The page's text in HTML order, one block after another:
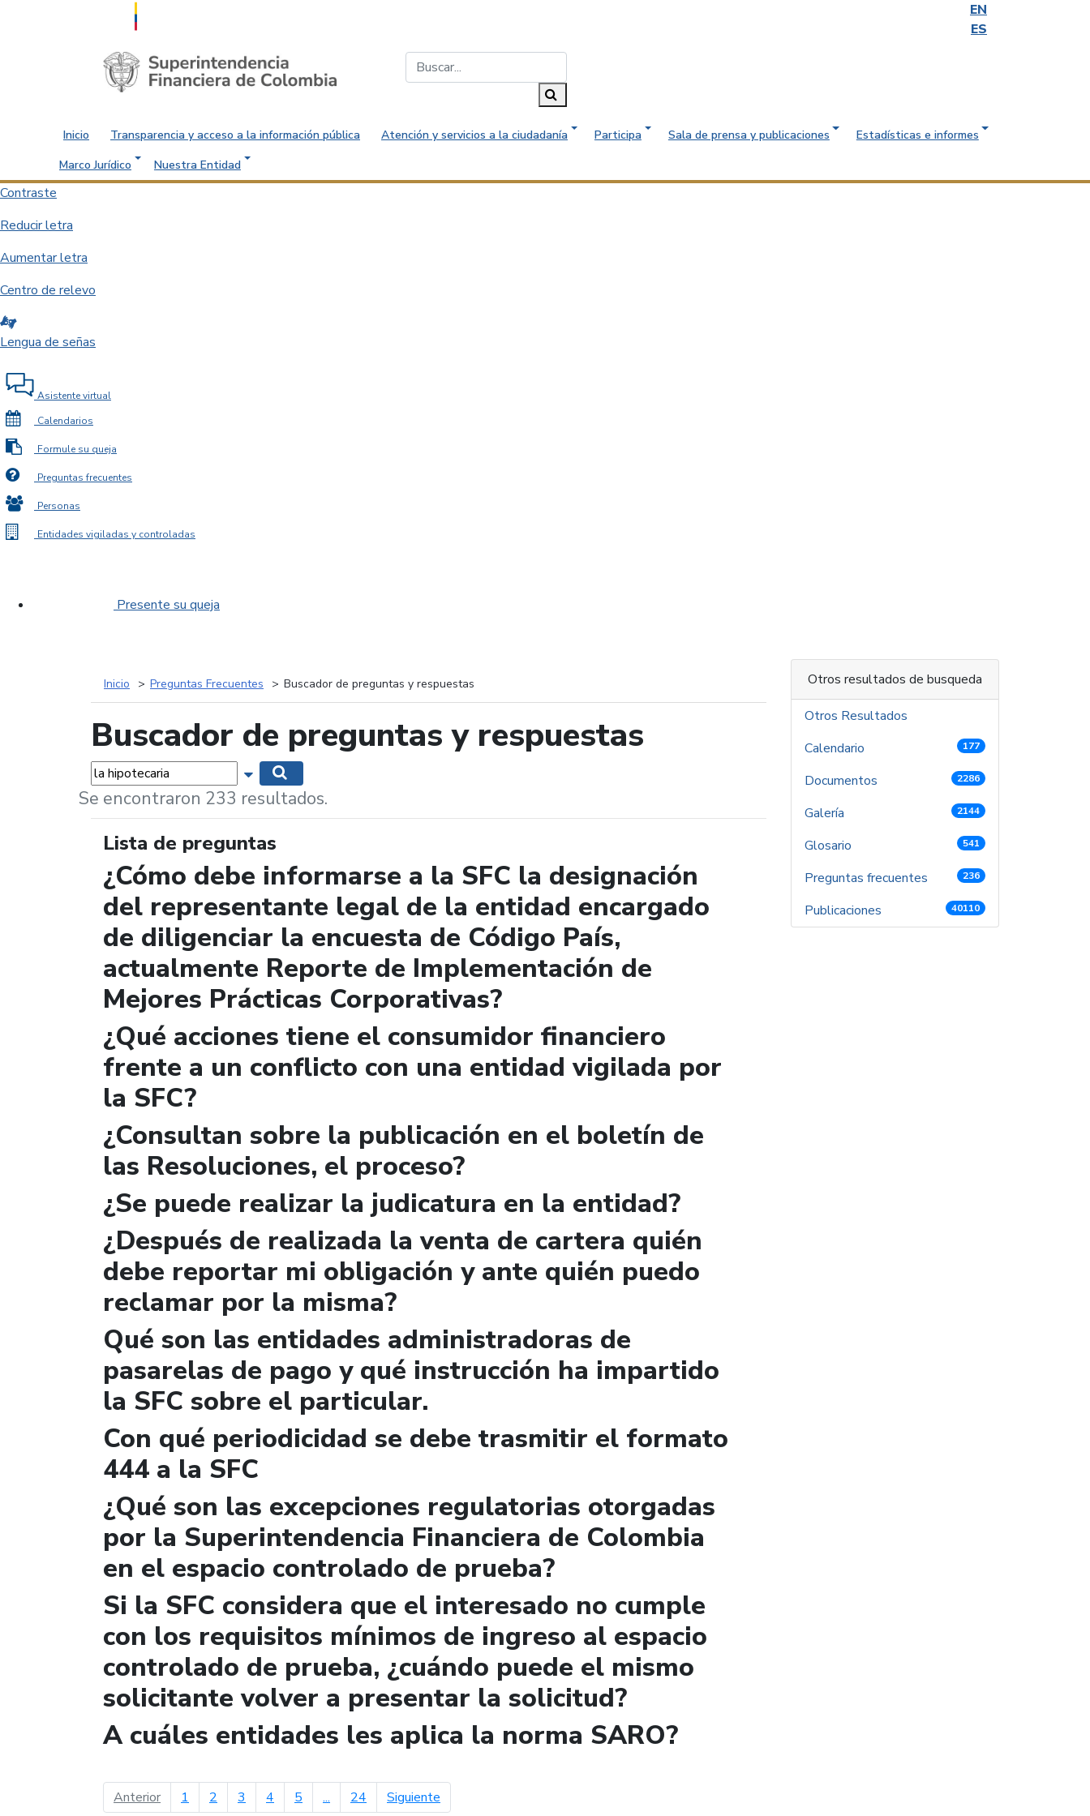
EN
ES
Saltar al contenido principal
Inicio Transparencia y acceso a la información pública Atención y servicios a la ciudadanía Participa Sala de prensa y publicaciones
Estadísticas e informes
Marco Jurídico
Nuestra Entidad
Contraste
Reducir letra
Aumentar letra
Centro de relevo
Lengua de señas
Asistente virtual
Calendarios
Formule su queja
Preguntas frecuentes
Personas
Entidades vigiladas y controladas
Presente su queja
Inicio Preguntas Frecuentes Buscador de preguntas y respuestas
Buscador de preguntas y respuestas
Palabras... Mostrar opciones de búsqueda
Se encontraron 233 resultados.
Lista de preguntas
¿Cómo debe informarse a la SFC la designación
del representante legal de la entidad encargado
de diligenciar la encuesta de Código País,
actualmente Reporte de Implementación de
Mejores Prácticas Corporativas?
¿Qué acciones tiene el consumidor financiero
frente a un conflicto con una entidad vigilada por
la SFC?
¿Consultan sobre la publicación en el boletín de
las Resoluciones, el proceso?
¿Se puede realizar la judicatura en la entidad?
¿Después de realizada la venta de cartera quién
debe reportar mi obligación y ante quién puedo
reclamar por la misma?
Qué son las entidades administradoras de
pasarelas de pago y qué instrucción ha impartido
la SFC sobre el particular.
Con qué periodicidad se debe trasmitir el formato
444 a la SFC
¿Qué son las excepciones regulatorias otorgadas
por la Superintendencia Financiera de Colombia
en el espacio controlado de prueba?
Si la SFC considera que el interesado no cumple
con los requisitos mínimos de ingreso al espacio
controlado de prueba, ¿cuándo puede el mismo
solicitante volver a presentar la solicitud?
A cuáles entidades les aplica la norma SARO?
Anteriorpágina anterior
1 2 3 4 5 ... 24 Siguiente
Otros resultados de busqueda
Otros Resultados
Calendario
177
Documentos 2286
Galería 2144
Glosario 541
Preguntas frecuentes 236
Publicaciones 40110